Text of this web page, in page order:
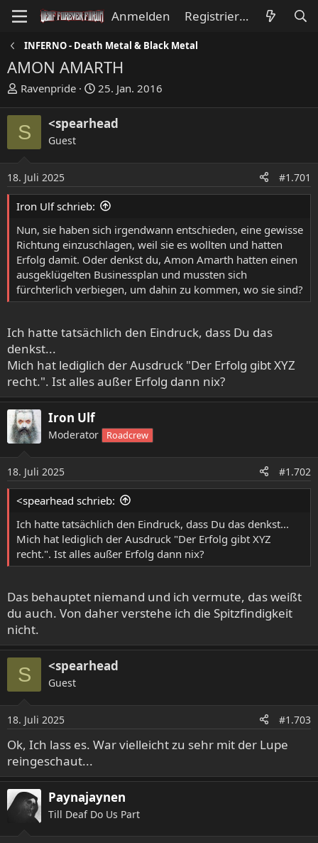
Anmelden Registrieren
INFERNO - Death Metal & Black Metal
AMON AMARTH
E
s
t
e
l
e
r
Ravenpride
E
s
t
l
t
a
25. Jan. 2016
S <spearhead
Guest
18. Juli 2025 #1.701
Iron Ulf schrieb:
Nun, sie haben sich irgendwann entschieden, eine gewisse
Richtung einzuschlagen, weil sie es wollten und hatten
Erfolg damit. Oder denkst du, Amon Amarth hatten einen
ausgeklügelten Businessplan und mussten sich
fürchterlich verbiegen, um dahin zu kommen, wo sie sind?
Ich hatte tatsächlich den Eindruck, dass Du das
denkst...
Mich hat lediglich der Ausdruck "Der Erfolg gibt XYZ
recht.". Ist alles außer Erfolg dann nix?
Iron Ulf
Moderator Roadcrew
18. Juli 2025 #1.702
<spearhead schrieb:
Ich hatte tatsächlich den Eindruck, dass Du das denkst...
Mich hat lediglich der Ausdruck "Der Erfolg gibt XYZ
recht.". Ist alles außer Erfolg dann nix?
Das behauptet niemand und ich vermute, das weißt
du auch. Von daher verstehe ich die Spitzfindigkeit
nicht.
S <spearhead
Guest
18. Juli 2025 #1.703
Ok, Ich lass es. War vielleicht zu sehr mit der Lupe
reingeschaut...
Paynajaynen
Till Deaf Do Us Part